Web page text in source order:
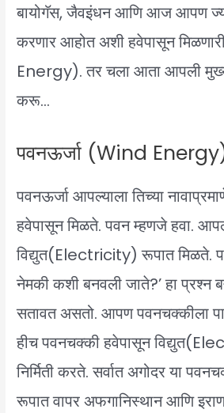
बायोगॅस, जैवइंधन आणि आज आपण ज्या
करणार आहोत अशी हवेपासून
Energy). तर चला आता आपली मुख्य
करू…
पवनऊर्जा (Wind
पवनऊर्जा आपल्याला तिच्या
हवेपासून मिळते. पवन म्हणजे हवा.
विद्युत(Electricity) रूपात मिळते.
नेमकी कशी बनवली जाते?’ हा प्रश्न
सतावत असतो. आपण पवनचक्कीला
हीच पवनचक्की हवेपासून
निर्मिती करते. सर्वात अगोदर या
रूपात वापर अफगानिस्थान आणि